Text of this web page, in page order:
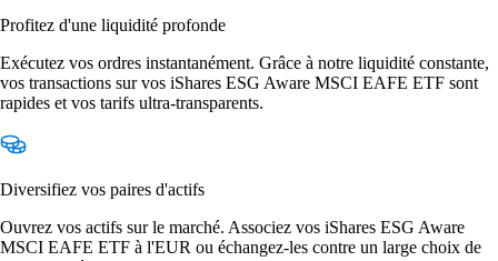
Profitez d'une liquidité profonde
Exécutez vos ordres instantanément. Grâce à notre liquidité constante,
vos transactions sur vos iShares ESG Aware MSCI EAFE ETF sont
rapides et vos tarifs ultra-transparents.
Diversifiez vos paires d'actifs
Ouvrez vos actifs sur le marché. Associez vos iShares ESG Aware
MSCI EAFE ETF à l'EUR ou échangez-les contre un large choix de